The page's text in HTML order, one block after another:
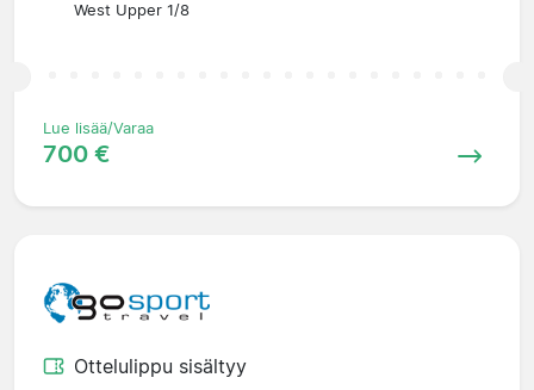
West Upper 1/8
Lue lisää/Varaa
700 €
Ottelulippu sisältyy